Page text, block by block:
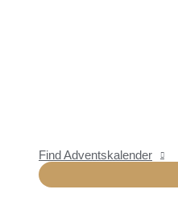
Find Adventskalender